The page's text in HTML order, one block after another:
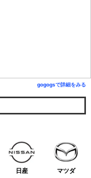
gogogsで詳細をみる
日産 マツダ